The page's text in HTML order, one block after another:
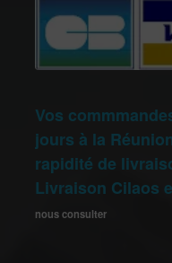
Vos
jours à la
rapidité de
Livraison Cilaos
nous consulter